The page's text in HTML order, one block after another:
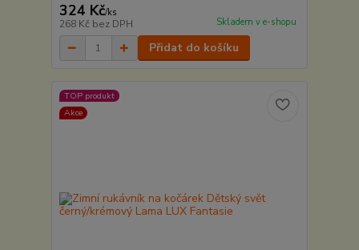
324 Kč/ks
268 Kč bez DPH Skladem v e-shopu
Přidat do košíku
TOP produkt
Akce